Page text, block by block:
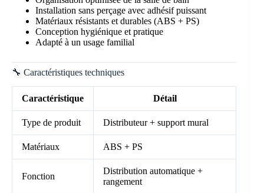
Installation sans perçage avec adhésif puissant
Matériaux résistants et durables (ABS + PS)
Conception hygiénique et pratique
Adapté à un usage familial
🔧 Caractéristiques techniques
Caractéristique Détail
Type de produit Distributeur + support mural
Matériaux ABS + PS
Fonction
Distribution automatique +
rangement